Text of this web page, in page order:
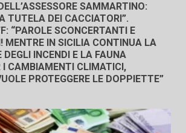
SAMMARTINO:
TUTELA DEI CACCIATORI”.
“PAROLE SCONCERTANTI E
MENTRE IN SICILIA CONTINUA LA
DEGLI INCENDI E LA FAUNA
CAMBIAMENTI CLIMATICI,
PROTEGGERE LE DOPPIETTE”